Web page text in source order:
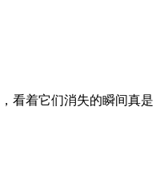
看着它们消失的瞬间真是